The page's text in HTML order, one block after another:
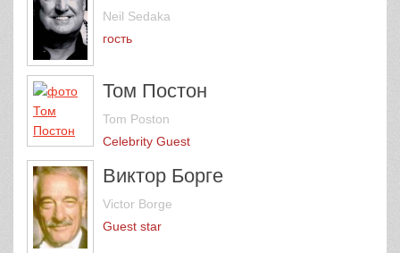
Neil Sedaka
гость
Том Постон
Tom Poston
Celebrity Guest
Виктор Борге
Victor Borge
Guest star